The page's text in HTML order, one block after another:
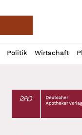
Deutsche
Politik Wirtschaft
Profil
öffnen
Daz
Pur
Deutscher